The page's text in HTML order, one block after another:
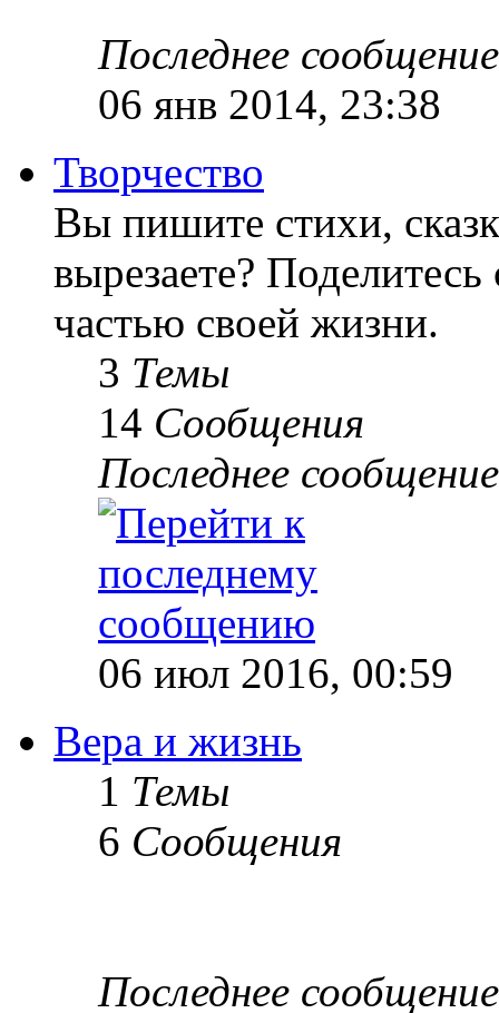
Последнее сообщение
06 янв 2014, 23:38
Творчество
Вы пишите стихи,
вырезаете?
частью своей жизни.
3 Темы
14 Сообщения
Последнее сообщение
06 июл 2016, 00:59
Вера и жизнь
1 Темы
6 Сообщения
Последнее сообщение